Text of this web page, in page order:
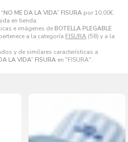
ME DA LA VIDA” FISURA por 10,00€.
en tienda.
e imágenes de BOTELLA PLEGABLE
a la categoría FISURA (58) y a la
y de similares características a
LA VIDA” FISURA en "FISURA".